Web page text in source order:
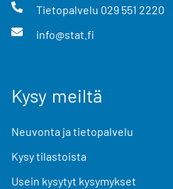
Tietopalvelu 029 551 2220
info@stat.fi
Kysy meiltä
Neuvonta ja tietopalvelu
Kysy tilastoista
Usein kysytyt kysymykset